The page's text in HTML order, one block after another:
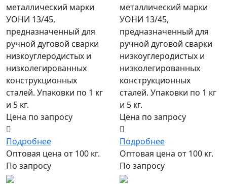
металлический марки
УОНИ 13/45,
предназначенный для
ручной дуговой сварки
низкоуглеродистых и
низколегированных
конструкционных
сталей. Упаковки по 1 кг
и 5 кг.
Цена по запросу
Подробнее
Оптовая цена от 100 кг.
По запросу
металлический марки
УОНИ 13/45,
предназначенный для
ручной дуговой сварки
низкоуглеродистых и
низколегированных
конструкционных
сталей. Упаковки по 1 кг
и 5 кг.
Цена по запросу
Подробнее
Оптовая цена от 100 кг.
По запросу